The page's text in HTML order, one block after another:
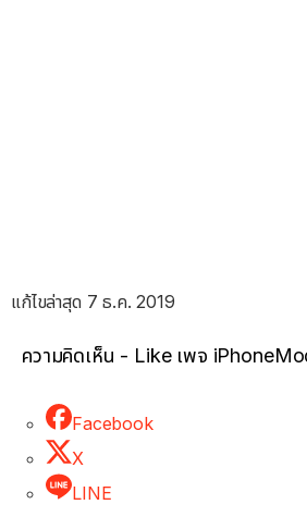
แก้ไขล่าสุด 7 ธ.ค. 2019
ความคิดเห็น - Like เพจ
Facebook
X
LINE